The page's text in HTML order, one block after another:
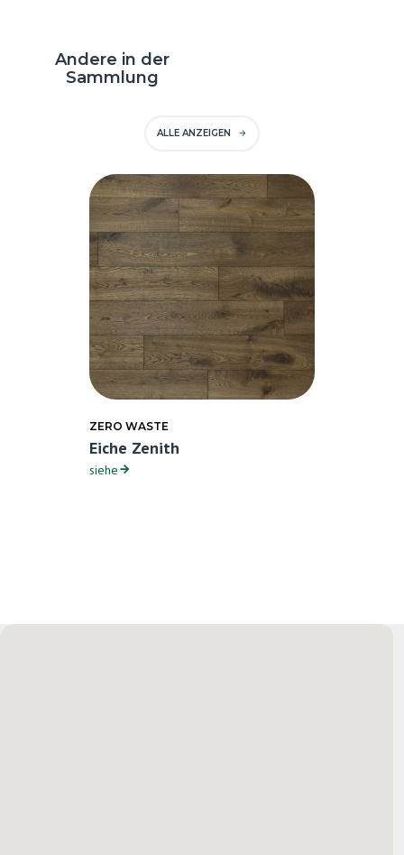
Andere in der
Sammlung
ALLE ANZEIGEN
ZERO WASTE
Eiche Zenith
siehe